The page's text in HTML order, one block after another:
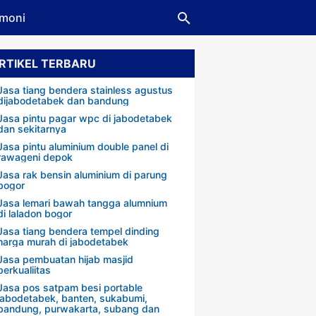
TERBARU
tiang bendera stainless agustus
dan bandung
pintu pagar wpc di jabodetabek
sekitarnya
pintu aluminium double panel di
depok
rak bensin aluminium di parung
lemari bawah tangga alumnium
laladon bogor
tiang bendera tempel dinding
murah di jabodetabek
pembuatan hijab masjid
pos satpam besi portable
banten, sukabumi,
purwakarta, subang dan